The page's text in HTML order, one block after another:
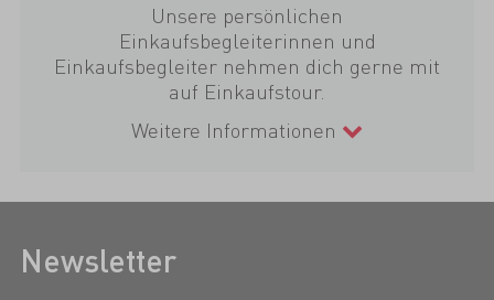
Unsere persönlichen
Einkaufsbegleiterinnen und
Einkaufsbegleiter nehmen dich gerne mit
auf Einkaufstour.
Weitere Informationen
Newsletter